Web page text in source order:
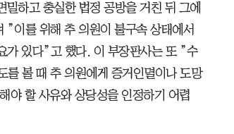
하고 충실한 법정 공방을 거친 뒤 그에
이를 위해 추 의원이 불구속 상태에서
가 있다”고 했다. 이 부장판사는 또 ”수
볼 때 추 의원에게 증거인멸이나 도망
야 할 사유와 상당성을 인정하기 어렵